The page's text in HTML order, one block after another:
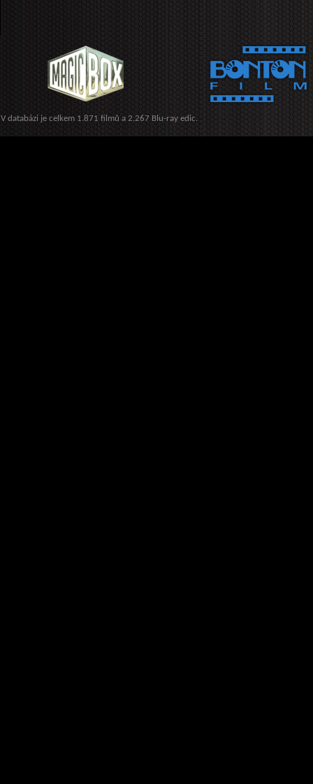
V databázi je celkem 1.871 filmů a 2.267 Blu-ray edic.